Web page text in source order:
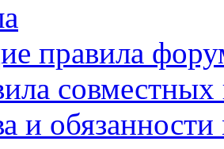
правила
совместных
и